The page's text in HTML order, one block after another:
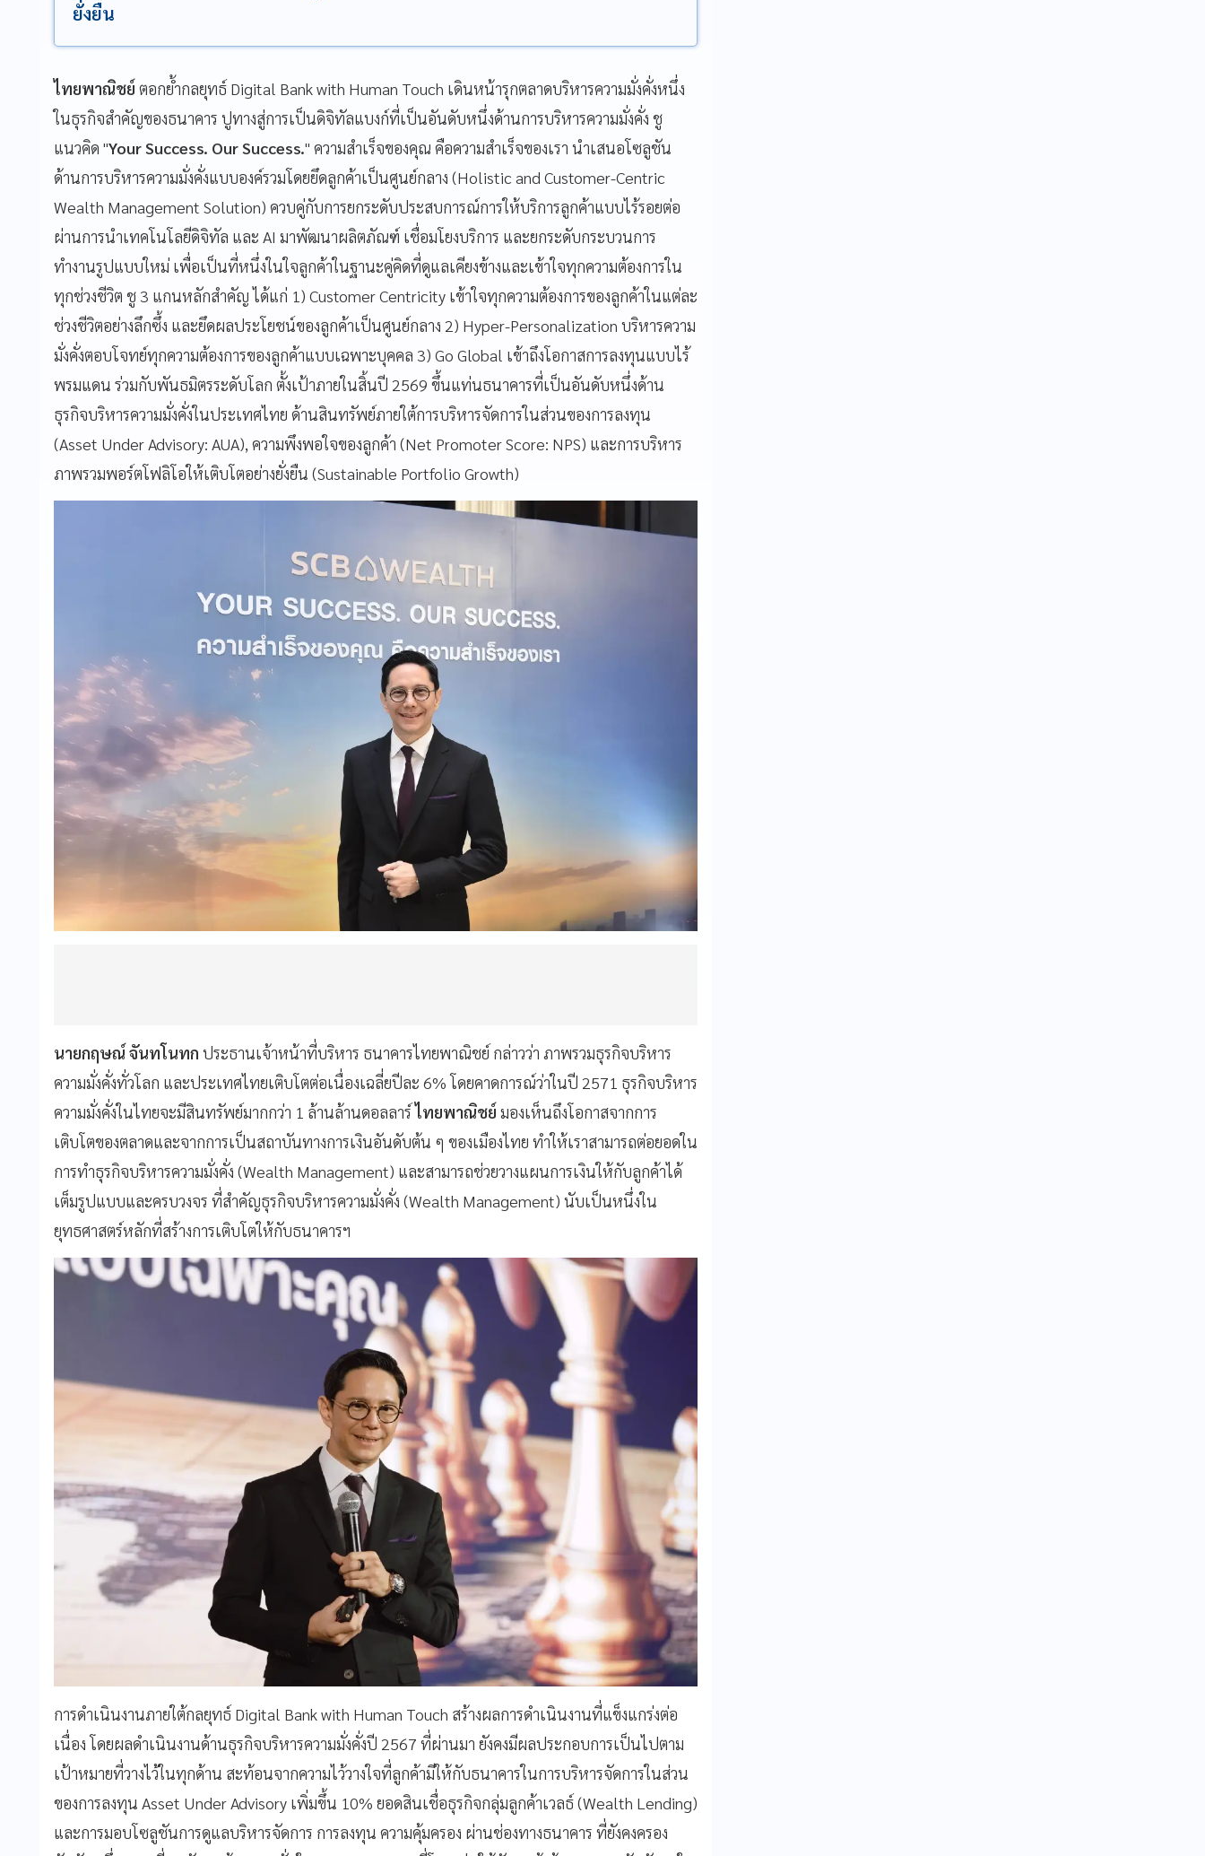
ยั่งยืน
ไทยพาณิชย์ ตอกย้ำกลยุทธ์ Digital Bank with Human Touch เดินหน้ารุกตลาดบริหารความมั่งคั่งหนึ่ง
ในธุรกิจสำคัญของธนาคาร ปูทางสู่การเป็นดิจิทัลแบงก์ที่เป็นอันดับหนึ่งด้านการบริหารความมั่งคั่ง ชู
แนวคิด "Your Success. Our Success." ความสำเร็จของคุณ คือความสำเร็จของเรา นำเสนอโซลูชัน
ด้านการบริหารความมั่งคั่งแบบองค์รวมโดยยึดลูกค้าเป็นศูนย์กลาง (Holistic and Customer-Centric
Wealth Management Solution) ควบคู่กับการยกระดับประสบการณ์การให้บริการลูกค้าแบบไร้รอยต่อ
ผ่านการนำเทคโนโลยีดิจิทัล และ AI มาพัฒนาผลิตภัณฑ์ เชื่อมโยงบริการ และยกระดับกระบวนการ
ทำงานรูปแบบใหม่ เพื่อเป็นที่หนึ่งในใจลูกค้าในฐานะคู่คิดที่ดูแลเคียงข้างและเข้าใจทุกความต้องการใน
ทุกช่วงชีวิต ชู 3 แกนหลักสำคัญ ได้แก่ 1) Customer Centricity เข้าใจทุกความต้องการของลูกค้าในแต่ละ
ช่วงชีวิตอย่างลึกซึ้ง และยึดผลประโยชน์ของลูกค้าเป็นศูนย์กลาง 2) Hyper-Personalization บริหารความ
มั่งคั่งตอบโจทย์ทุกความต้องการของลูกค้าแบบเฉพาะบุคคล 3) Go Global เข้าถึงโอกาสการลงทุนแบบไร้
พรมแดน ร่วมกับพันธมิตรระดับโลก ตั้งเป้าภายในสิ้นปี 2569 ขึ้นแท่นธนาคารที่เป็นอันดับหนึ่งด้าน
ธุรกิจบริหารความมั่งคั่งในประเทศไทย ด้านสินทรัพย์ภายใต้การบริหารจัดการในส่วนของการลงทุน
(Asset Under Advisory: AUA), ความพึงพอใจของลูกค้า (Net Promoter Score: NPS) และการบริหาร
ภาพรวมพอร์ตโฟลิโอให้เติบโตอย่างยั่งยืน (Sustainable Portfolio Growth)
นายกฤษณ์ จันทโนทก ประธานเจ้าหน้าที่บริหาร ธนาคารไทยพาณิชย์ กล่าวว่า ภาพรวมธุรกิจบริหาร
ความมั่งคั่งทั่วโลก และประเทศไทยเติบโตต่อเนื่องเฉลี่ยปีละ 6% โดยคาดการณ์ว่าในปี 2571 ธุรกิจบริหาร
ความมั่งคั่งในไทยจะมีสินทรัพย์มากกว่า 1 ล้านล้านดอลลาร์ไทยพาณิชย์ มองเห็นถึงโอกาสจากการ
เติบโตของตลาดและจากการเป็นสถาบันทางการเงินอันดับต้น ๆ ของเมืองไทย ทำให้เราสามารถต่อยอดใน
การทำธุรกิจบริหารความมั่งคั่ง (Wealth Management) และสามารถช่วยวางแผนการเงินให้กับลูกค้าได้
เต็มรูปแบบและครบวงจร ที่สำคัญธุรกิจบริหารความมั่งคั่ง (Wealth Management) นับเป็นหนึ่งใน
ยุทธศาสตร์หลักที่สร้างการเติบโตให้กับธนาคารฯ
การดำเนินงานภายใต้กลยุทธ์ Digital Bank with Human Touch สร้างผลการดำเนินงานที่แข็งแกร่งต่อ
เนื่อง โดยผลดำเนินงานด้านธุรกิจบริหารความมั่งคั่งปี 2567 ที่ผ่านมา ยังคงมีผลประกอบการเป็นไปตาม
เป้าหมายที่วางไว้ในทุกด้าน สะท้อนจากความไว้วางใจที่ลูกค้ามีให้กับธนาคารในการบริหารจัดการในส่วน
ของการลงทุน Asset Under Advisory เพิ่มขึ้น 10% ยอดสินเชื่อธุรกิจกลุ่มลูกค้าเวลธ์ (Wealth Lending)
และการมอบโซลูชันการดูแลบริหารจัดการ การลงทุน ความคุ้มครอง ผ่านช่องทางธนาคาร ที่ยังคงครอง